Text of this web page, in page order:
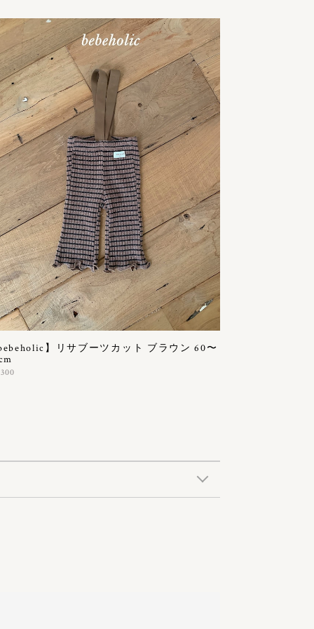
bebeholic】リサブーツカット ブラウン 60〜